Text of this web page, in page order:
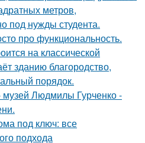
метров,
под нужды студента.
про функциональность.
на классической
зданию благородство,
порядок.
музей Людмилы Гурченко -
под ключ: все
подхода